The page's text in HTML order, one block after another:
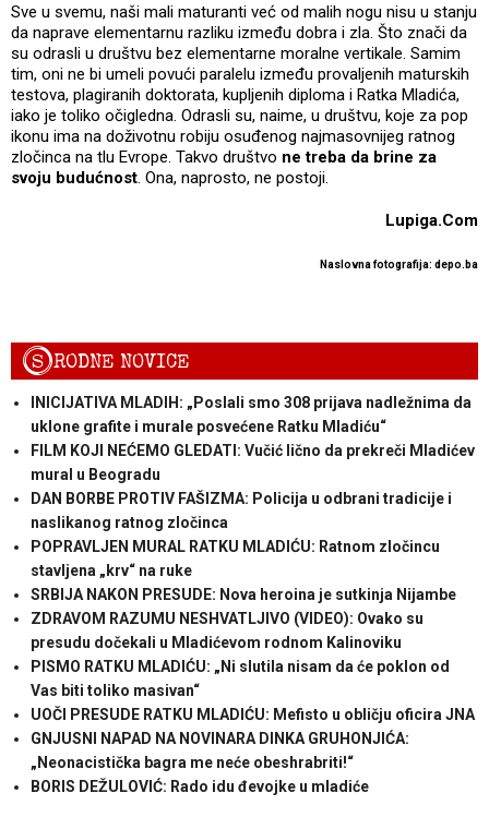
Sve u svemu, naši mali maturanti već od malih nogu nisu u stanju
da naprave elementarnu razliku između dobra i zla. Što znači da
su odrasli u društvu bez elementarne moralne vertikale. Samim
tim, oni ne bi umeli povući paralelu između provaljenih maturskih
testova, plagiranih doktorata, kupljenih diploma i Ratka Mladića,
iako je toliko očigledna. Odrasli su, naime, u društvu, koje za pop
ikonu ima na doživotnu robiju osuđenog najmasovnijeg ratnog
zločinca na tlu Evrope. Takvo društvo ne treba da brine za
svoju budućnost. Ona, naprosto, ne postoji.
Lupiga.Com
Naslovna fotografija: depo.ba
SRODNE NOVICE
INICIJATIVA MLADIH: „Poslali smo 308 prijava nadležnima da
uklone grafite i murale posvećene Ratku Mladiću“
FILM KOJI NEĆEMO GLEDATI: Vučić lično da prekreči Mladićev
mural u Beogradu
DAN BORBE PROTIV FAŠIZMA: Policija u odbrani tradicije i
naslikanog ratnog zločinca
POPRAVLJEN MURAL RATKU MLADIĆU: Ratnom zločincu
stavljena „krv“ na ruke
SRBIJA NAKON PRESUDE: Nova heroina je sutkinja Nijambe
ZDRAVOM RAZUMU NESHVATLJIVO (VIDEO): Ovako su
presudu dočekali u Mladićevom rodnom Kalinoviku
PISMO RATKU MLADIĆU: „Ni slutila nisam da će poklon od
Vas biti toliko masivan“
UOČI PRESUDE RATKU MLADIĆU: Mefisto u obličju oficira JNA
GNJUSNI NAPAD NA NOVINARA DINKA GRUHONJIĆA:
„Neonacistička bagra me neće obeshrabriti!“
BORIS DEŽULOVIĆ: Rado idu đevojke u mladiće